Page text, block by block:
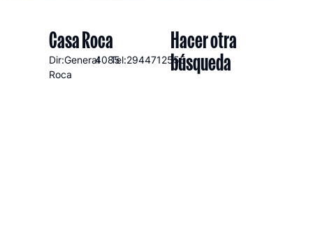
Casa Roca
Dir:General
Roca
4085Tel:2944712555
Hacer otra
búsqueda